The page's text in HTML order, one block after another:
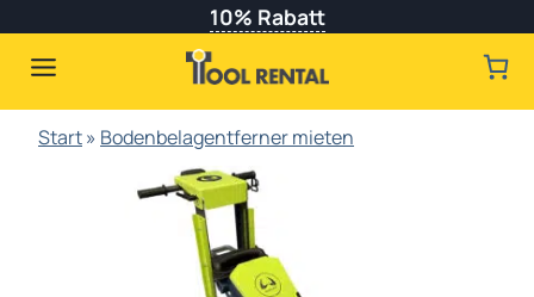
springen
10% Rabatt
Start» Bodenbelagentferner mieten